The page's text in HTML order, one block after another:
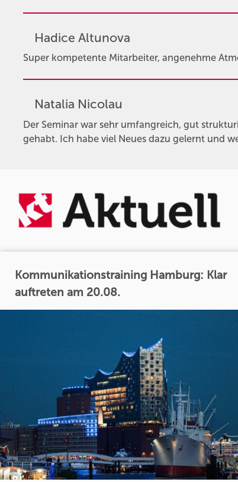
Hadice Altunova
Super kompetente Mitarbeiter, angenehme
Natalia Nicolau
Der Seminar war sehr umfangreich, gut
gehabt. Ich habe viel Neues dazu gelernt und
Kommunikationstraining Hamburg: Klar
auftreten am 20.08.